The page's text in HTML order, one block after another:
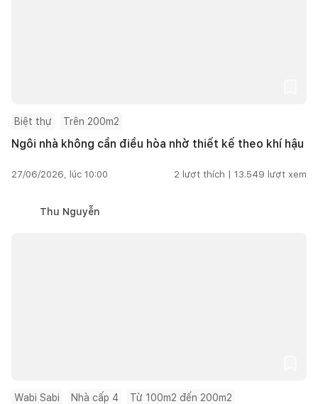
Biệt thự Trên 200m2
Ngôi nhà không cần điều hòa nhờ thiết kế theo khí hậu
27/06/2026, lúc 10:00 2 lượt thích | 13.549 lượt xem
Thu Nguyễn
Wabi Sabi Nhà cấp 4 Từ 100m2 đến 200m2